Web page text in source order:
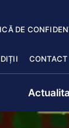
DE
CONTACT